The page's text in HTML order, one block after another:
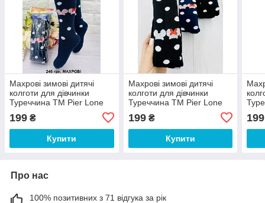
Махрові зимові дитячі
колготи для дівчинки
Туреччина ТМ Pier Lone
199 ₴
Купити
Махрові зимові дитячі
колготи для дівчинки
Туреччина ТМ Pier Lone
199₴
Купити
199
Про нас
100% позитивних з 71 відгука за рік